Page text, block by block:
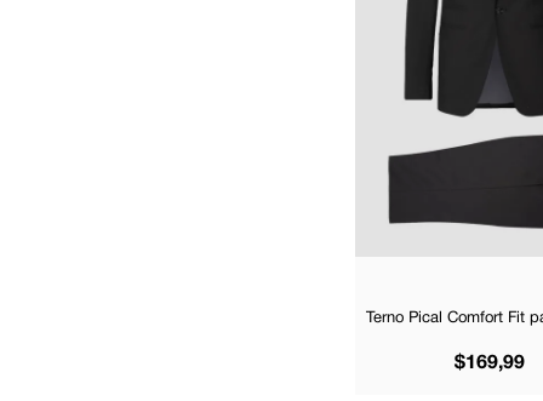
Terno Pical Comfort Fit
$169,99